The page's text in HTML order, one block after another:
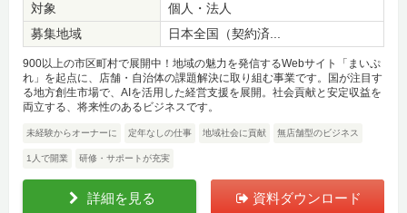
対象
個人・法人
募集地域
日本全国（契約済...
900以上の市区町村で展開中！地域の魅力を発信するWebサイト「まいぷ
れ」を起点に、店舗・自治体の課題解決に取り組む事業です。国が注目す
る地方創生市場で、AIを活用した経営支援を展開。社会貢献と安定収益を
両立する、将来性のあるビジネスです。
未経験からオーナーに 定年なしの仕事 地域社会に貢献 無店舗型のビジネス
1人で開業 研修・サポートが充実
詳細を見る 資料ダウンロード